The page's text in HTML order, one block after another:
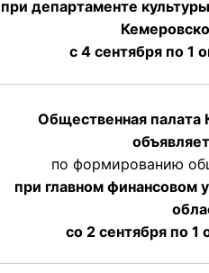
при департаменте
с 4 сентября по 1
Общественная палата
по формированию
при главном финансовом
со 2 сентября по 1